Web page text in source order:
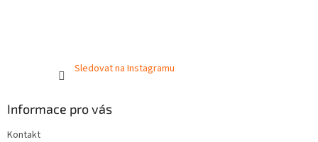
Sledovat na Instagramu
Informace pro vás
Kontakt